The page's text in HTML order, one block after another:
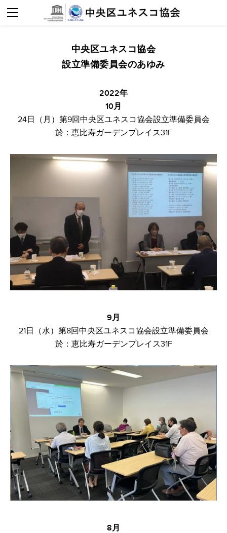
中央区ユネスコ協会
設立準備委員会のあゆみ
2022年
10月
24日（月）第9回中央区ユネスコ協会設立準備委員会​
於：恵比寿ガーデンプレイス31F​
​9月
21日（水）第8回中央区ユネスコ協会設立準備委員会​
於：恵比寿ガーデンプレイス31F
​8月
ホーム
メディア掲載
定期刊行物
2024年活動報告
2023年活動報告
2022年活動報告
協会概要
組織概要
設立趣意
活動内容
入会案内